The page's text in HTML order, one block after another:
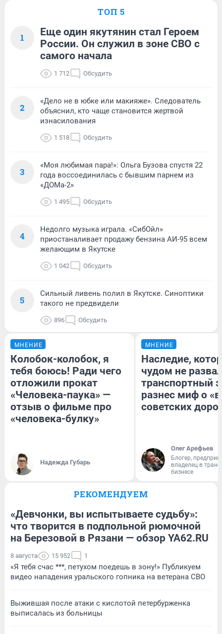
ТОП 5
1
Еще один якутянин стал Героем
России. Он служил в зоне СВО с
самого начала
1 712 Обсудить
2
«Дело не в юбке или макияже». Следователь
объяснил, кто чаще становится жертвой
изнасилования
1 518 Обсудить
3
«Моя любимая пара!»: Ольга Бузова спустя 22
года воссоединилась с бывшим парнем из
«ДОМа-2»
1 495 Обсудить
4
Недолго музыка играла. «СибОйл»
приостаналивает продажу бензина АИ-95 всем
желающим в Якутске
1 042 Обсудить
5
Сильный ливень полил в Якутске. Синоптики
такого не предвидели
896 Обсудить
МНЕНИЕ
Колобок-колобок, я
тебя боюсь! Ради чего
отложили прокат
«Человека-паука» —
отзыв о фильме про
«человека-булку»
Надежда Губарь
МНЕНИЕ
Наследие,
чудом не
транспортный
разнес миф о
советских
Олег Арефьев
Блогер,
владелец в
бизнесе
РЕКОМЕНДУЕМ
«Девчонки, вы испытываете судьбу»:
что творится в подпольной рюмочной
на Березовой в Рязани — обзор YA62.RU
8 августа 15 952 1
«Я тебя счас ***, петухом поедешь в зону!» Публикуем
видео нападения уральского гопника на ветерана СВО
Выжившая после атаки с кислотой петербурженка
выписалась из больницы